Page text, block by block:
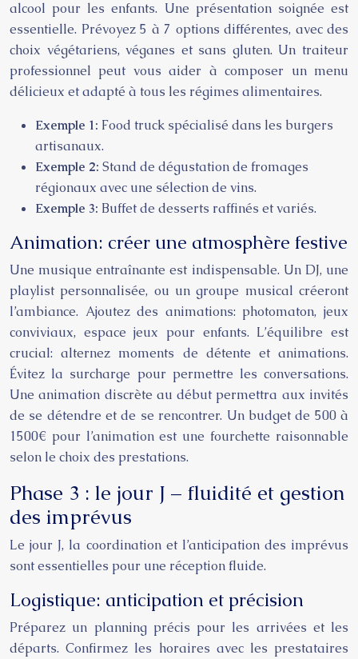
alcool pour les enfants. Une présentation soignée est
essentielle. Prévoyez 5 à 7 options différentes, avec des
choix végétariens, véganes et sans gluten. Un traiteur
professionnel peut vous aider à composer un menu
délicieux et adapté à tous les régimes alimentaires.
Exemple 1: Food truck spécialisé dans les burgers
artisanaux.
Exemple 2: Stand de dégustation de fromages
régionaux avec une sélection de vins.
Exemple 3: Buffet de desserts raffinés et variés.
Animation: créer une atmosphère festive
Une musique entraînante est indispensable. Un DJ, une
playlist personnalisée, ou un groupe musical créeront
l’ambiance. Ajoutez des animations: photomaton, jeux
conviviaux, espace jeux pour enfants. L’équilibre est
crucial: alternez moments de détente et animations.
Évitez la surcharge pour permettre les conversations.
Une animation discrète au début permettra aux invités
de se détendre et de se rencontrer. Un budget de 500 à
1500€ pour l’animation est une fourchette raisonnable
selon le choix des prestations.
Phase 3 : le jour J – fluidité et gestion
des imprévus
Le jour J, la coordination et l’anticipation des imprévus
sont essentielles pour une réception fluide.
Logistique: anticipation et précision
Préparez un planning précis pour les arrivées et les
départs. Confirmez les horaires avec les prestataires